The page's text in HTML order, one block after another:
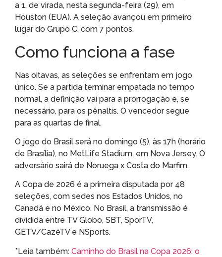
a 1, de virada, nesta segunda-feira (29), em
Houston (EUA). A seleção avançou em primeiro
lugar do Grupo C, com 7 pontos.
Como funciona a fase
Nas oitavas, as seleções se enfrentam em jogo
único. Se a partida terminar empatada no tempo
normal, a definição vai para a prorrogação e, se
necessário, para os pênaltis. O vencedor segue
para as quartas de final.
O jogo do Brasil será no domingo (5), às 17h (horário
de Brasília), no MetLife Stadium, em Nova Jersey. O
adversário sairá de Noruega x Costa do Marfim.
A Copa de 2026 é a primeira disputada por 48
seleções, com sedes nos Estados Unidos, no
Canadá e no México. No Brasil, a transmissão é
dividida entre TV Globo, SBT, SporTV,
GETV/CazéTV e NSports.
*Leia também: Caminho do Brasil na Copa 2026: o